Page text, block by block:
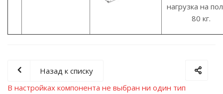
нагрузка на
80 кг.
Назад к списку
В настройках компонента не выбран ни один тип